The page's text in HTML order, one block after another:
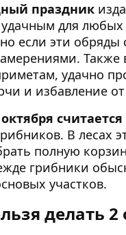
праздник
удачным для
если эти обряды
Также
удачно
и избавление
считается
В лесах
полную
грибники
участков.
делать 2